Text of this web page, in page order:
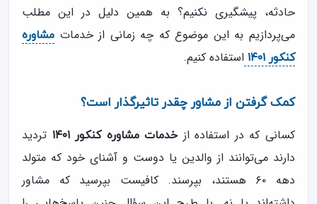
حادثه، پیشگیری نکنیم؟ به همین دلیل در این مطلب
می‌پردازیم به این موضوع که چه زمانی از خدمات مشاوره
کنکور ۱۴۰۱
استفاده کنیم.
کمک گرفتن از مشاور چقدر تاثیرگذار است؟
کسانی که در استفاده از خدمات مشاوره کنکور ۱۴۰۱
تردید
دارند می‌توانند از والدین یا دوست و آشنای خود که متولد
دهه ۶۰ هستند، بپرسند. کافیست بپرسید که مشاور